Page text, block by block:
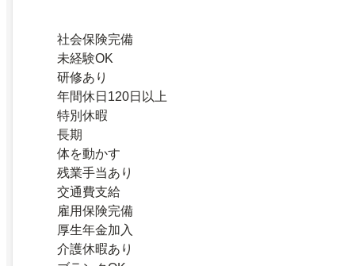
社会保険完備
未経験OK
研修あり
年間休日120日以上
特別休暇
長期
体を動かす
残業手当あり
交通費支給
雇用保険完備
厚生年金加入
介護休暇あり